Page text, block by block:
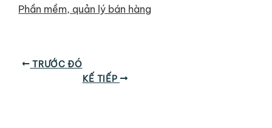
Phần mềm, quản lý bán hàng
TRƯỚC ĐÓ
KẾ TIẾP